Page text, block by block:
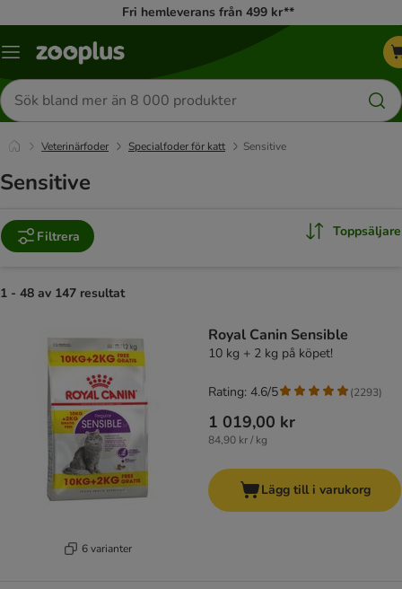
Fri hemleverans från 499 kr**
Katalogmeny
Sök
efter
produkter
Veterinärfoder Specialfoder för katt Sensitive
Sensitive
Filtrera Toppsäljare
1 - 48 av 147 resultat
6 varianter
Royal Canin Sensible
10 kg + 2 kg på köpet!
1 019,00 kr
84,90 kr / kg
Rating: 4.6/5 (2293)
Lägg till i varukorg